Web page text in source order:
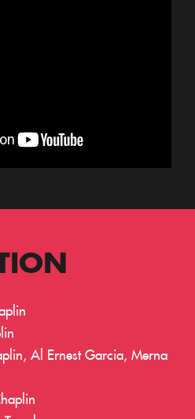
Al Ernest Garcia, Merna